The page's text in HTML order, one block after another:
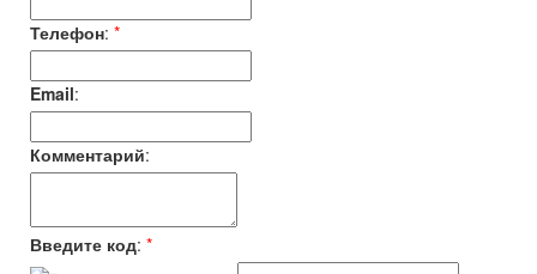
Телефон: *
Email:
Комментарий:
Введите код: *